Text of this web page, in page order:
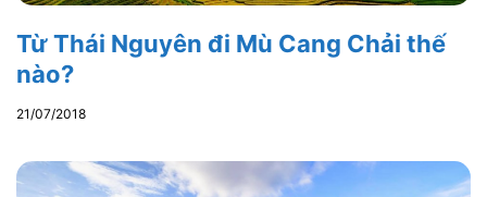
Từ Thái Nguyên đi Mù Cang Chải thế
nào?
21/07/2018